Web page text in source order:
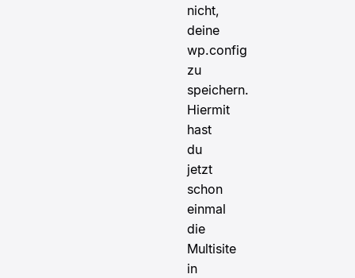
nicht,
deine
wp.config
zu
speichern.
Hiermit
hast
du
jetzt
schon
einmal
die
Multisite
in